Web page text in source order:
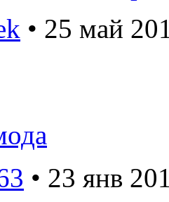
• 25 май
• 23 янв